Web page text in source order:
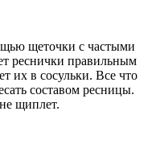
щеточки с частыми
реснички правильным
их в сосульки. Все что
составом ресницы.
щиплет.